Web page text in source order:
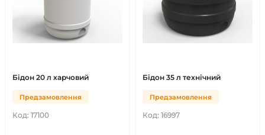
Бідон 20 л харчовий
Код: 17100
Предзамовлення
Бідон 35 л технічний
Код: 16997
Предзамовлення